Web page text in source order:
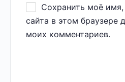
Сохранить моё
сайта в этом браузере
моих комментариев.